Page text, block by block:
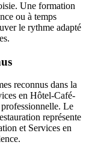
Une formation
ou à temps
le rythme adapté
reconnus dans la
en Hôtel-Café-
Le
représente
et Services en